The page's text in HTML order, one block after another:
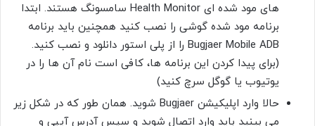
های مود شده ای Health Monitor سامسونگ هستند. ابتدا
برنامه مود شده گوشی را نصب کنید همچنین باید برنامه
Bugjaer Mobile ADB را از پلی استور دانلود و نصب کنید.
(برای پیدا کردن این برنامه ها، کافی است نام آن ها را در
یوتیوب یا گوگل سرچ کنید)
حالا وارد اپلیکیشن Bugjaer شوید. همان طور که در شکل زیر
می بینید باید وارد اتصال شوید و سپس آدرس آیپی و